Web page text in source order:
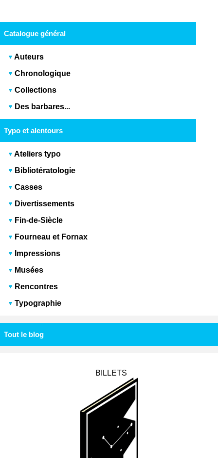
Catalogue général
Auteurs
Chronologique
Collections
Des barbares...
Typo et alentours
Ateliers typo
Bibliotératologie
Casses
Divertissements
Fin-de-Siècle
Fourneau et Fornax
Impressions
Musées
Rencontres
Typographie
Tout le blog
BILLETS